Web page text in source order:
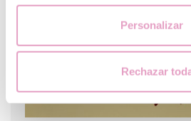
Personalizar
Rechazar